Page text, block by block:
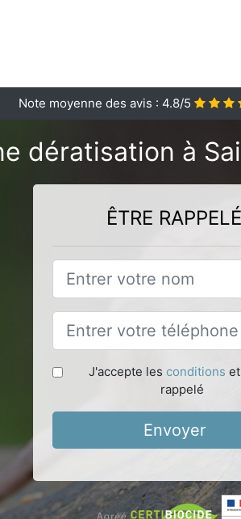
Note moyenne des avis : 4.8/5
dératisation à
ÊTRE RAPPELÉ
J'accepte les conditions
rappelé
Envoyer